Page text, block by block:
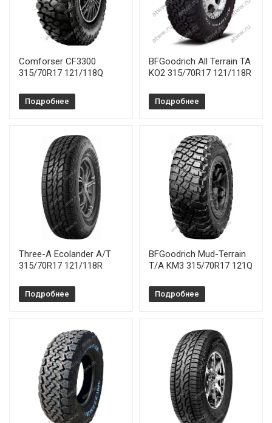
Comforser CF3300
315/70R17 121/118Q
Подробнее
BFGoodrich All Terrain TA
KO2 315/70R17 121/118R
Подробнее
Three-A Ecolander A/T
315/70R17 121/118R
Подробнее
BFGoodrich Mud-Terrain
T/A KM3 315/70R17 121Q
Подробнее